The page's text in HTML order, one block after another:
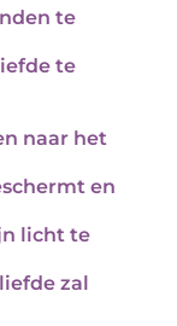
te
te
naar het
en
licht te
zal